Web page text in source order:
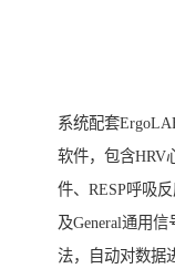
系统配套
软件，包含HRV
件、RESP呼吸
及General通用
法，自动对数据